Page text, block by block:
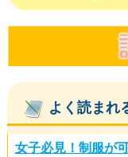
よく読まれ
女子必見！制服が